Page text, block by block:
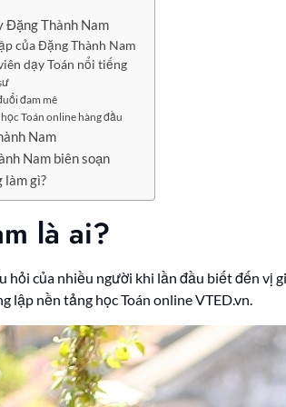
Đặng Thành Nam
của Đặng Thành Nam
dạy Toán nổi tiếng
đam mê
Toán online hàng đầu
Nam
Nam biên soạn
làm gì?
là ai?
hỏi của nhiều người khi lần đầu biết đến vị
lập nền tảng học Toán online VTED.vn.